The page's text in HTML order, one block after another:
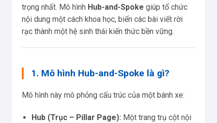
trọng nhất. Mô hình Hub-and-Spoke giúp tổ chức
nội dung một cách khoa học, biến các bài viết rời
rạc thành một hệ sinh thái kiến thức bền vững.
1. Mô hình Hub-and-Spoke là gì?
Mô hình này mô phỏng cấu trúc của một bánh xe:
Hub (Trục – Pillar Page): Một trang trụ cột nội